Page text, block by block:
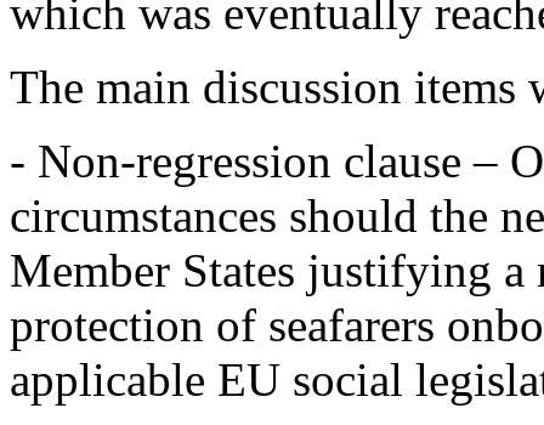
which was eventually
The main discussion items
- Non-regression clause –
circumstances should the
Member States justifying
protection of seafarers
applicable EU social